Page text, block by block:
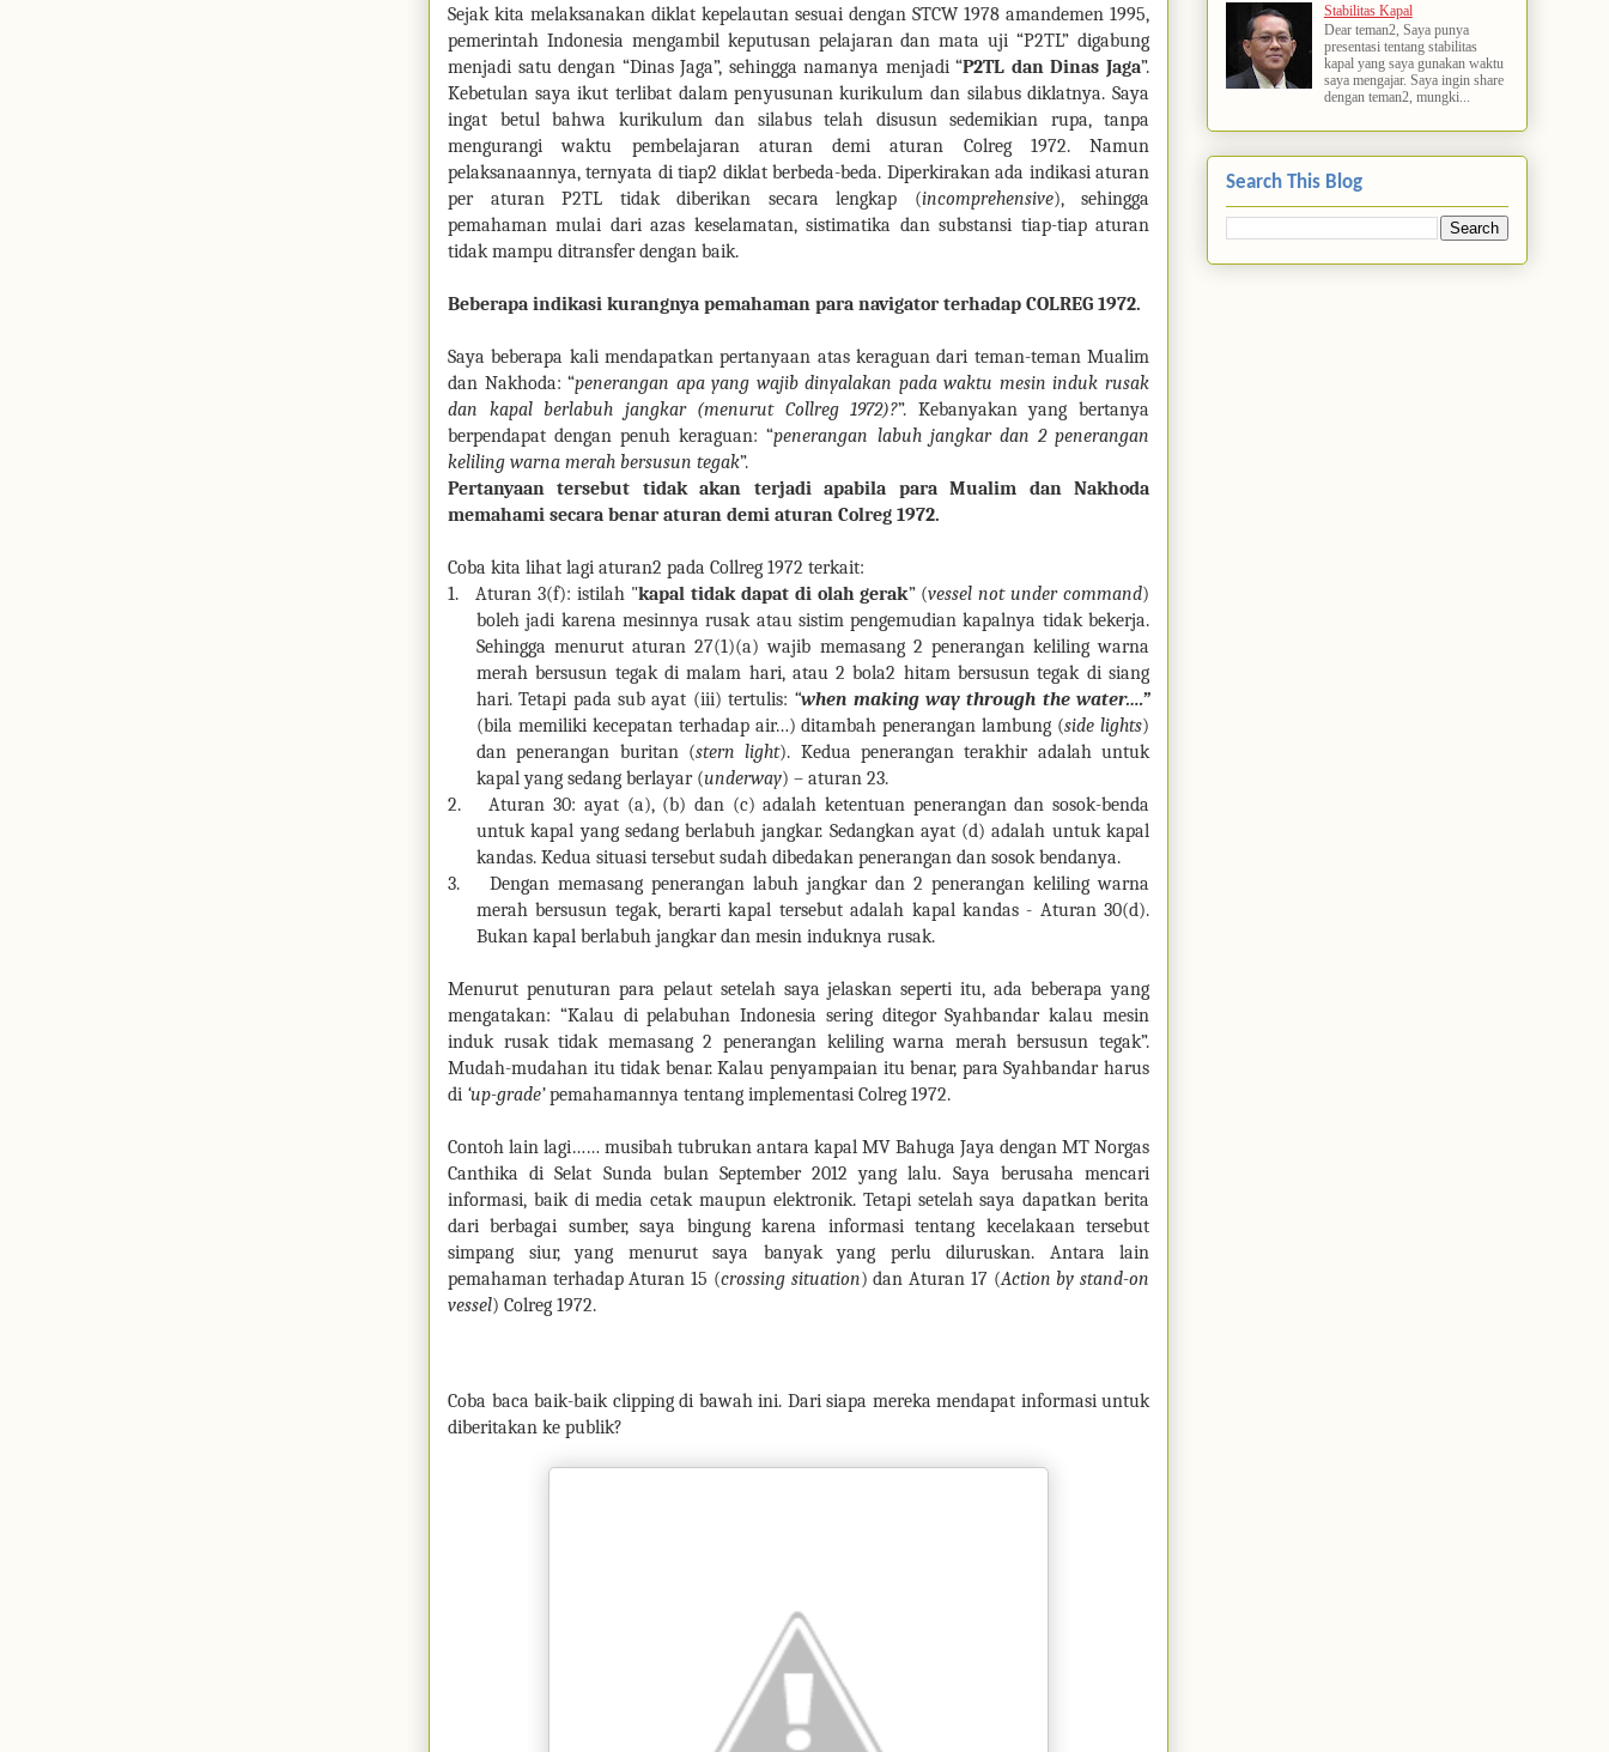
Sejak kita melaksanakan diklat kepelautan sesuai dengan STCW 1978 amandemen 1995,
pemerintah Indonesia mengambil keputusan pelajaran dan mata uji “P2TL” digabung
menjadi satu dengan “Dinas Jaga”, sehingga namanya menjadi “P2TL dan Dinas Jaga”.
Kebetulan saya ikut terlibat dalam penyusunan kurikulum dan silabus diklatnya. Saya
ingat betul bahwa kurikulum dan silabus telah disusun sedemikian rupa, tanpa
mengurangi waktu pembelajaran aturan demi aturan Colreg 1972. Namun
pelaksanaannya, ternyata di tiap2 diklat berbeda-beda. Diperkirakan ada indikasi aturan
per aturan P2TL tidak diberikan secara lengkap (incomprehensive), sehingga
pemahaman mulai dari azas keselamatan, sistimatika dan substansi tiap-tiap aturan
tidak mampu ditransfer dengan baik.
Beberapa indikasi kurangnya pemahaman para navigator terhadap COLREG 1972.
Saya beberapa kali mendapatkan pertanyaan atas keraguan dari teman-teman Mualim
dan Nakhoda: “penerangan apa yang wajib dinyalakan pada waktu mesin induk rusak
dan kapal berlabuh jangkar (menurut Collreg 1972)?”. Kebanyakan yang bertanya
berpendapat dengan penuh keraguan: “penerangan labuh jangkar dan 2 penerangan
keliling warna merah bersusun tegak”.
Pertanyaan tersebut tidak akan terjadi apabila para Mualim dan Nakhoda
memahami secara benar aturan demi aturan Colreg 1972.
Coba kita lihat lagi aturan2 pada Collreg 1972 terkait:
1.
Aturan 3(f): istilah "kapal tidak dapat di olah gerak” (vessel not under command)
boleh jadi karena mesinnya rusak atau sistim pengemudian kapalnya tidak bekerja.
Sehingga menurut aturan 27(1)(a) wajib memasang 2 penerangan keliling warna
merah bersusun tegak di malam hari, atau 2 bola2 hitam bersusun tegak di siang
hari. Tetapi pada sub ayat (iii) tertulis: “when making way through the water….”
(bila memiliki kecepatan terhadap air…) ditambah penerangan lambung (side lights)
dan penerangan buritan (stern light). Kedua penerangan terakhir adalah untuk
kapal yang sedang berlayar (underway) – aturan 23.
2.
Aturan 30: ayat (a), (b) dan (c) adalah ketentuan penerangan dan sosok-benda
untuk kapal yang sedang berlabuh jangkar. Sedangkan ayat (d) adalah untuk kapal
kandas. Kedua situasi tersebut sudah dibedakan penerangan dan sosok bendanya.
3.
Dengan memasang penerangan labuh jangkar dan 2 penerangan keliling warna
merah bersusun tegak, berarti kapal tersebut adalah kapal kandas - Aturan 30(d).
Bukan kapal berlabuh jangkar dan mesin induknya rusak.
Menurut penuturan para pelaut setelah saya jelaskan seperti itu, ada beberapa yang
mengatakan: “Kalau di pelabuhan Indonesia sering ditegor Syahbandar kalau mesin
induk rusak tidak memasang 2 penerangan keliling warna merah bersusun tegak”.
Mudah-mudahan itu tidak benar. Kalau penyampaian itu benar, para Syahbandar harus
di ‘up-grade’pemahamannya tentang implementasi Colreg 1972.
Contoh lain lagi…… musibah tubrukan antara kapal MV Bahuga Jaya dengan MT Norgas
Canthika di Selat Sunda bulan September 2012 yang lalu. Saya berusaha mencari
informasi, baik di media cetak maupun elektronik. Tetapi setelah saya dapatkan berita
dari berbagai sumber, saya bingung karena informasi tentang kecelakaan tersebut
simpang siur, yang menurut saya banyak yang perlu diluruskan. Antara lain
pemahaman terhadap Aturan 15 (crossing situation) dan Aturan 17 (Action by stand-on
vessel) Colreg 1972.
Coba baca baik-baik clipping di bawah ini. Dari siapa mereka mendapat informasi untuk
diberitakan ke publik?
Stabilitas Kapal
Dear teman2, Saya punya
presentasi tentang stabilitas
kapal yang saya gunakan waktu
saya mengajar. Saya ingin share
dengan teman2, mungki...
Search This Blog